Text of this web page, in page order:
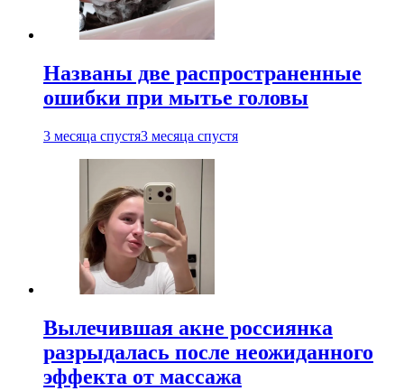
Названы две распространенные
ошибки при мытье головы
3 месяца спустя3 месяца спустя
Вылечившая акне россиянка
разрыдалась после неожиданного
эффекта от массажа